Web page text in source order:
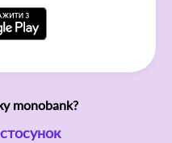
monobank?